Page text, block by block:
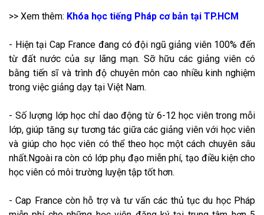
>> Xem thêm: Khóa học tiếng Pháp cơ bản tại TP.HCM
- Hiện tại Cap France đang có đội ngũ giảng viên 100% đến
từ đất nước của sự lãng mạn. Sỡ hữu các giảng viên có
bằng tiến sĩ và trình độ chuyên môn cao nhiều kinh nghiệm
trong việc giảng dạy tại Việt Nam.
- Số lượng lớp học chỉ dao động từ 6-12 học viên trong mỗi
lớp, giúp tăng sự tương tác giữa các giảng viên với học viên
và giúp cho học viên có thể theo học một cách chuyên sâu
nhất.Ngoài ra còn có lớp phụ đạo miễn phí, tạo điều kiện cho
học viên có môi trường luyện tập tốt hơn.
- Cap France còn hỗ trợ và tư vấn các thủ tục du học Pháp